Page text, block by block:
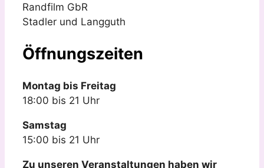
Randfilm GbR
Stadler und Langguth
Öffnungszeiten
Montag bis Freitag
18:00 bis 21 Uhr
Samstag
15:00 bis 21 Uhr
Zu unseren Veranstaltungen haben wir